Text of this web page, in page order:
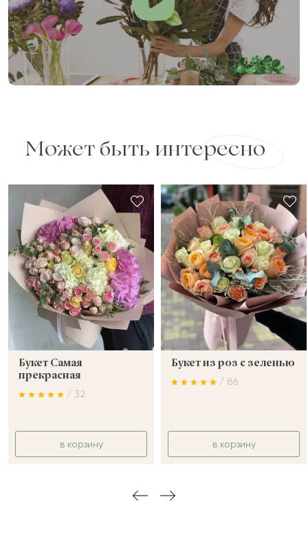
Может быть интересно
Букет Самая
прекрасная
/ 32
в корзину
Букет из роз с зеленью
/ 86
в корзину